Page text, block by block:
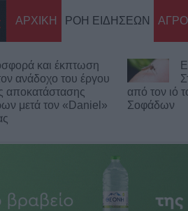
ΑΡΧΙΚΗ ΡΟΗ ΕΙΔΗΣΕΩΝ
και έκπτωση
ανάδοχο του έργου
αποκατάστασης
μετά τον «Daniel»
από τον ιό
Σοφάδων